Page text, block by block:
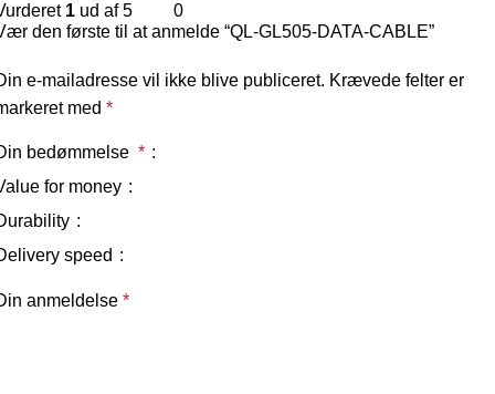
1 ud af 5 0
den første til at anmelde “QL-GL505-DATA-CABLE”
e-mailadresse vil ikke blive publiceret. Krævede felter er
med *
bedømmelse *
for money
speed
anmeldelse *